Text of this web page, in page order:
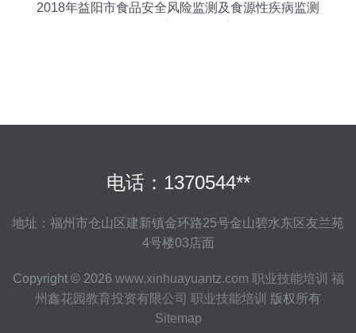
2018年益阳市食品安全风险监测及食源性疾病监测
电话：1370544**
地址：福州市仓山区建新镇金环路25号金山碧水东区友兰苑
4号楼03店面
Copyright © 2026 www.xinhuayuantz.com 职业技能培训
福
州鑫花园教育投资有限公司 职业技能培训
版权所有
Sitemap